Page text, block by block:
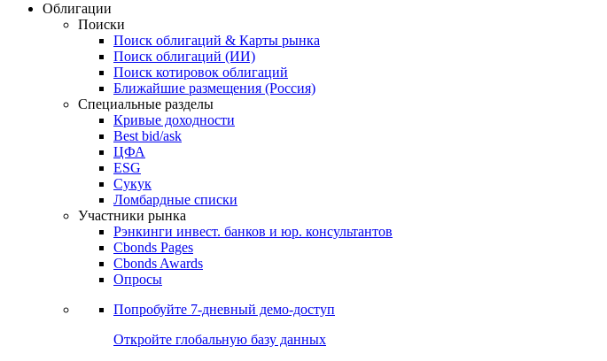
Облигации
Поиски
Поиск облигаций & Карты рынка
Поиск облигаций (ИИ)
Поиск котировок облигаций
Ближайшие размещения (Россия)
Специальные разделы
Кривые доходности
Best bid/ask
ЦФА
ESG
Сукук
Ломбардные списки
Участники рынка
Рэнкинги инвест. банков и юр. консультантов
Cbonds Pages
Cbonds Awards
Опросы
Попробуйте 7-дневный демо-доступ
Откройте глобальную базу данных